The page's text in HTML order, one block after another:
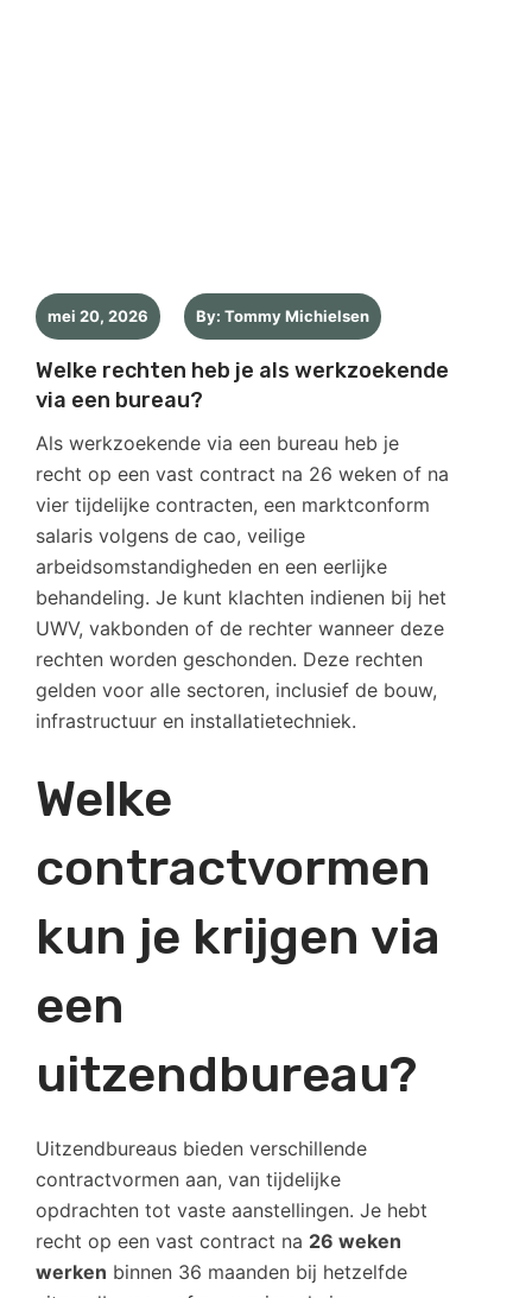
mei 20, 2026 By: Tommy Michielsen
Welke rechten heb je als werkzoekende
via een bureau?
Als werkzoekende via een bureau heb je
recht op een vast contract na 26 weken of na
vier tijdelijke contracten, een marktconform
salaris volgens de cao, veilige
arbeidsomstandigheden en een eerlijke
behandeling. Je kunt klachten indienen bij het
UWV, vakbonden of de rechter wanneer deze
rechten worden geschonden. Deze rechten
gelden voor alle sectoren, inclusief de bouw,
infrastructuur en installatietechniek.
Welke
contractvormen
kun je krijgen via
een
uitzendbureau?
Uitzendbureaus bieden verschillende
contractvormen aan, van tijdelijke
opdrachten tot vaste aanstellingen. Je hebt
recht op een vast contract na 26 weken
werken binnen 36 maanden bij hetzelfde